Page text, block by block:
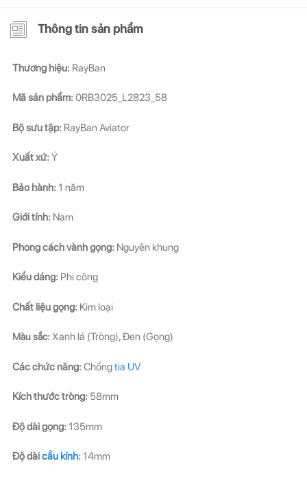
Thông tin sản phẩm
Thương hiệu: RayBan
Mã sản phẩm:0RB3025_L2823_58
Bộ sưu tập: RayBan Aviator
Xuất xứ:Ý
Bảo hành:1 năm
Giới tính: Nam
Phong cách vành gọng: Nguyên khung
Kiểu dáng: Phi công
Chất liệu gọng: Kim loại
Màu sắc: Xanh lá (Tròng), Đen (Gọng)
Các chức năng:Chốngtia UV
Kích thước tròng: 58mm
Độ dài gọng:135mm
Độ dàicầu kính:14mm
cho bạn!
cho bạn!